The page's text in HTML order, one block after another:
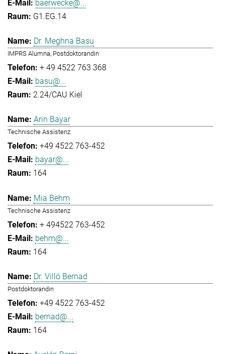
baerwecke@...
G1.EG.14
Dr. Meghna Basu
IMPRS Alumna, Postdoktorandin
+ 49 4522 763 368
basu@...
2.24/CAU Kiel
Arin Bayar
Technische Assistenz
+49 4522 763-452
bayar@...
164
Mia Behm
Technische Assistenz
+ 494522 763-452
behm@...
164
Dr. Villö Bernad
Postdoktorandin
+49 4522 763-452
bernad@...
164